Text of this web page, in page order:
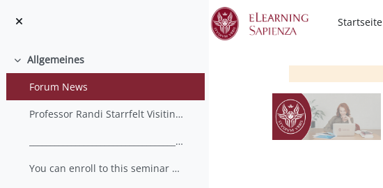
Startseite
Einklappen
Allgemeines
Forum News
Professor Randi Starrfelt Visiting Scholar from U...
__________________________________________________...
You can enroll to this seminar series for credits....